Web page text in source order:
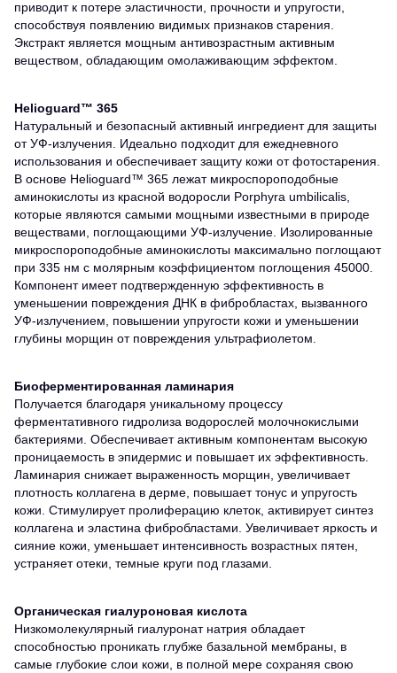
приводит к потере эластичности, прочности и упругости,
способствуя появлению видимых признаков старения.
Экстракт является мощным антивозрастным активным
веществом, обладающим омолаживающим эффектом.
Helioguard™ 365
Натуральный и безопасный активный ингредиент для защиты
от УФ-излучения. Идеально подходит для ежедневного
использования и обеспечивает защиту кожи от фотостарения.
В основе Helioguard™ 365 лежат микроспороподобные
аминокислоты из красной водоросли Porphyra umbilicalis,
которые являются самыми мощными известными в природе
веществами, поглощающими УФ-излучение. Изолированные
микроспороподобные аминокислоты максимально поглощают
при 335 нм с молярным коэффициентом поглощения 45000.
Компонент имеет подтвержденную эффективность в
уменьшении повреждения ДНК в фибробластах, вызванного
УФ-излучением, повышении упругости кожи и уменьшении
глубины морщин от повреждения ультрафиолетом.
Биоферментированная ламинария
Получается благодаря уникальному процессу
ферментативного гидролиза водорослей молочнокислыми
бактериями. Обеспечивает активным компонентам высокую
проницаемость в эпидермис и повышает их эффективность.
Ламинария снижает выраженность морщин, увеличивает
плотность коллагена в дерме, повышает тонус и упругость
кожи. Стимулирует пролиферацию клеток, активирует синтез
коллагена и эластина фибробластами. Увеличивает яркость и
сияние кожи, уменьшает интенсивность возрастных пятен,
устраняет отеки, темные круги под глазами.
Органическая гиалуроновая кислота
Низкомолекулярный гиалуронат натрия обладает
способностью проникать глубже базальной мембраны, в
самые глубокие слои кожи, в полной мере сохраняя свою